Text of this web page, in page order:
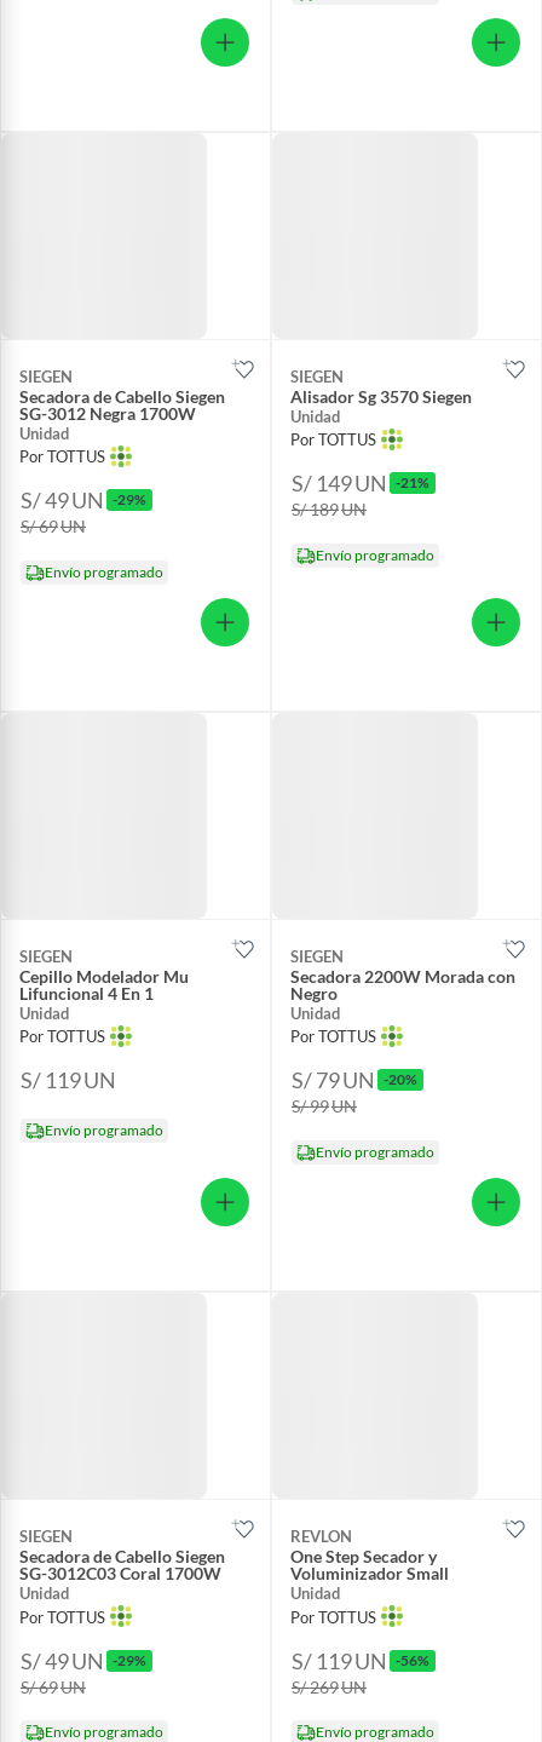
SIEGEN
Secadora de Cabello Siegen
SG-3012 Negra 1700W
Unidad
Por TOTTUS
S/ 49UN -29%
S/ 69UN
Envío programado
SIEGEN
Alisador Sg 3570 Siegen
Unidad
Por TOTTUS
S/ 149UN -21%
S/ 189UN
Envío programado
SIEGEN
Cepillo Modelador Mu
Lifuncional 4 En 1
Unidad
Por TOTTUS
S/ 119UN
Envío programado
SIEGEN
Secadora 2200W Morada con
Negro
Unidad
Por TOTTUS
S/ 79UN -20%
S/ 99UN
Envío programado
SIEGEN
Secadora de Cabello Siegen
SG-3012C03 Coral 1700W
Unidad
Por TOTTUS
S/ 49UN -29%
S/ 69UN
Envío programado
REVLON
One Step Secador y
Voluminizador Small
Unidad
Por TOTTUS
S/ 119UN -56%
S/ 269UN
Envío programado